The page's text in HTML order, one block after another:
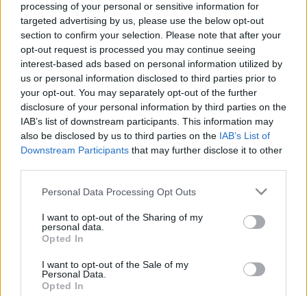
processing of your personal or sensitive information for
targeted advertising by us, please use the below opt-out
section to confirm your selection. Please note that after your
opt-out request is processed you may continue seeing
interest-based ads based on personal information utilized by
us or personal information disclosed to third parties prior to
your opt-out. You may separately opt-out of the further
disclosure of your personal information by third parties on the
IAB’s list of downstream participants. This information may
also be disclosed by us to third parties on the IAB’s List of
Downstream Participants that may further disclose it to other
Please note that this website/app uses one or more Google
not limited to your visit or usage behaviour. You may click to
grant or deny consent to Google and its third-party tags to
use your data for below specified purposes in below Google
consent section.
Personal Data Processing Opt Outs
I want to opt-out of the Sharing of my
personal data.
Opted In
I want to opt-out of the Sale of my
Personal Data.
Opted In
Mire jó tehát nekünk, ha feedolvasóban
követjük a híreket?
Nagy mennyiségű hírforrás friss híreit
követhetjük egyetlen felületen.
Gyakorlatilag azonnal értesülhetünk, ha egy
szájt frissül.
Könnyedén és saját szánk íze szerint
szortírozhatjuk a hírforrásokat. Például témák
szerint.
Nincs szükségünk tíz perceként
végigkattintgatni az összes számunkra fontos
hírforrás weboldalát.
Internet Explorer 7), a címsorban megjelenik az
adott weboldal URL-je mellett a sárga kis feedikon,